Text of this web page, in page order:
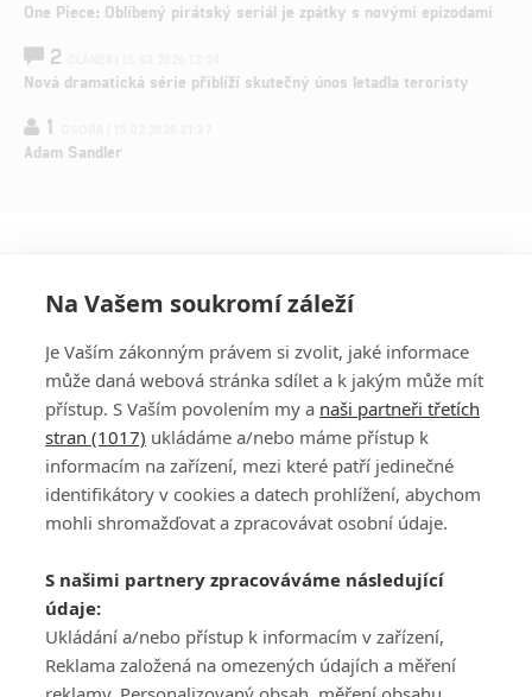
One Piece: Oblíbený pirátský seriál je zpátky s novými epizodami
2
Nová dramatická série přiblíží skutečný únos letadla teroristy
1
Adam Sandler
PŘIHLÁSIT
REGISTROVAT
DISKUZE
Šéfredaktorkou webu jePetr Slavík, e-mailserialy@fandimefilmu.cz
Máte-li zájem o inzerci na našem webu napište nám na e-mail
studio@koncal.com
Ochrana osobních údajů|Zásady používání cookies |Pravidla webu
Na Vašem soukromí záleží
Je Vaším zákonným právem si zvolit, jaké informace
může daná webová stránka sdílet a k jakým může mít
přístup. S Vaším povolením my a naši partneři třetích
stran (1017) ukládáme a/nebo máme přístup k
informacím na zařízení, mezi které patří jedinečné
identifikátory v cookies a datech prohlížení, abychom
mohli shromažďovat a zpracovávat osobní údaje.
S našimi partnery zpracováváme následující
údaje:
Ukládání a/nebo přístup k informacím v zařízení,
Reklama založená na omezených údajích a měření